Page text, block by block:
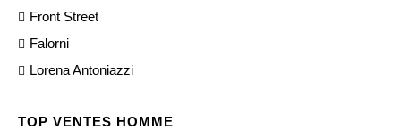
Front Street
Falorni
Lorena Antoniazzi
TOP VENTES HOMME